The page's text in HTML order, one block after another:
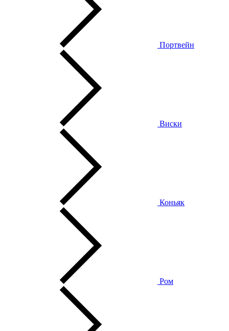
Портвейн
Виски
Коньяк
Ром